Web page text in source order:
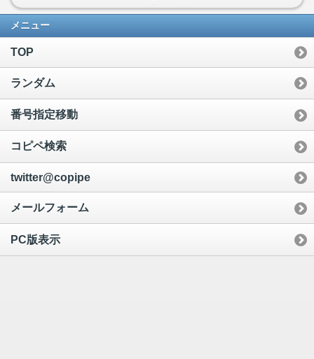
メニュー
TOP
ランダム
番号指定移動
コピペ検索
twitter@copipe
メールフォーム
PC版表示